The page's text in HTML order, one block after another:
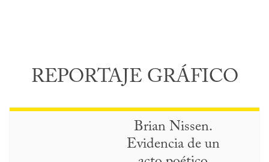
REPORTAJE GRÁFICO
Brian Nissen.
Evidencia de un